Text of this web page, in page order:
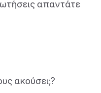
απαντάτε
ακούσει;?